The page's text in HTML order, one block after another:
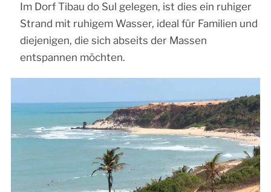
Im Dorf Tibau do Sul gelegen, ist dies ein ruhiger
Strand mit ruhigem Wasser, ideal für Familien und
diejenigen, die sich abseits der Massen
entspannen möchten.